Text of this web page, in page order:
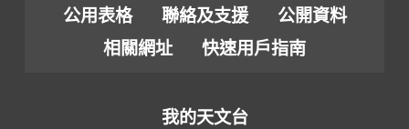
公用表格 聯絡及支援
公開資料
相關網址
快速用戶指南
我的天文台